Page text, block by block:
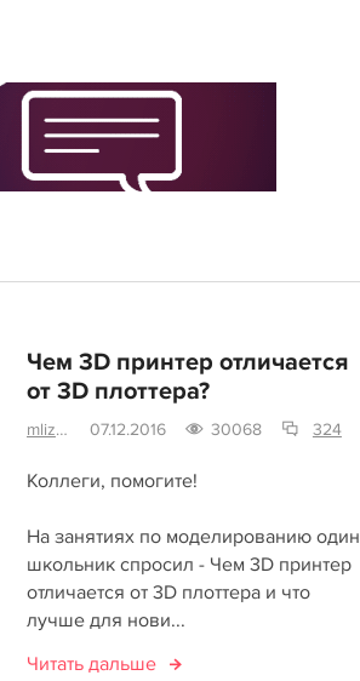
Чем 3D принтер отличается
от 3D плоттера?
mlizart 07.12.2016 30068 324
Коллеги, помогите!
На занятиях по моделированию один
школьник спросил - Чем 3D принтер
отличается от 3D плоттера и что
лучше для нови...
Читать дальше